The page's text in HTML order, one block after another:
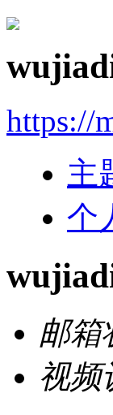
https://
主
个
邮箱
视频